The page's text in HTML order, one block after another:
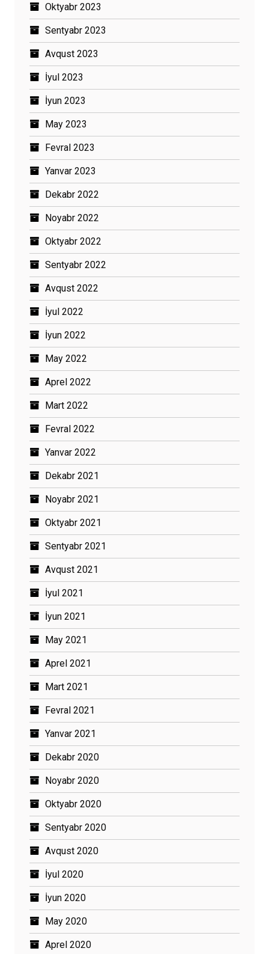
Oktyabr 2023
Sentyabr 2023
Avqust 2023
İyul 2023
İyun 2023
May 2023
Fevral 2023
Yanvar 2023
Dekabr 2022
Noyabr 2022
Oktyabr 2022
Sentyabr 2022
Avqust 2022
İyul 2022
İyun 2022
May 2022
Aprel 2022
Mart 2022
Fevral 2022
Yanvar 2022
Dekabr 2021
Noyabr 2021
Oktyabr 2021
Sentyabr 2021
Avqust 2021
İyul 2021
İyun 2021
May 2021
Aprel 2021
Mart 2021
Fevral 2021
Yanvar 2021
Dekabr 2020
Noyabr 2020
Oktyabr 2020
Sentyabr 2020
Avqust 2020
İyul 2020
İyun 2020
May 2020
Aprel 2020